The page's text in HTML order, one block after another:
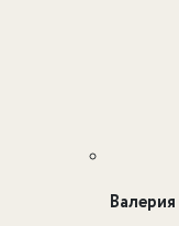
Валерия